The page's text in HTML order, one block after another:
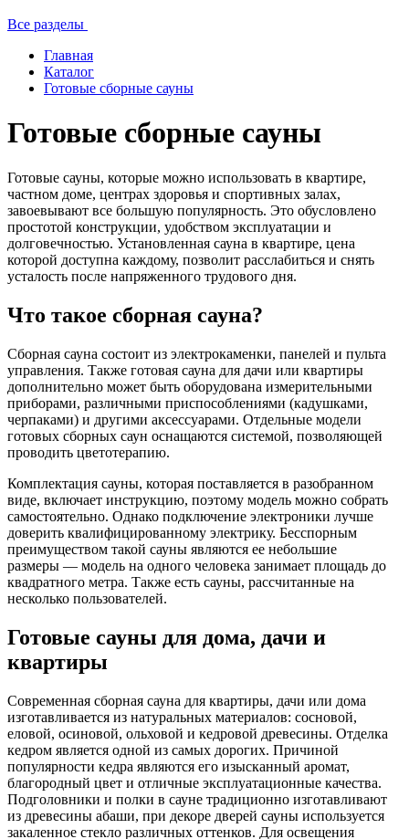
Все разделы
Главная
Каталог
Готовые сборные сауны
Готовые сборные сауны
Готовые сауны, которые можно использовать в квартире,
частном доме, центрах здоровья и спортивных залах,
завоевывают все большую популярность. Это обусловлено
простотой конструкции, удобством эксплуатации и
долговечностью. Установленная сауна в квартире, цена
которой доступна каждому, позволит расслабиться и снять
усталость после напряженного трудового дня.
Что такое сборная сауна?
Сборная сауна состоит из электрокаменки, панелей и пульта
управления. Также готовая сауна для дачи или квартиры
дополнительно может быть оборудована измерительными
приборами, различными приспособлениями (кадушками,
черпаками) и другими аксессуарами. Отдельные модели
готовых сборных саун оснащаются системой, позволяющей
проводить цветотерапию.
Комплектация сауны, которая поставляется в разобранном
виде, включает инструкцию, поэтому модель можно собрать
самостоятельно. Однако подключение электроники лучше
доверить квалифицированному электрику. Бесспорным
преимуществом такой сауны являются ее небольшие
размеры — модель на одного человека занимает площадь до
квадратного метра. Также есть сауны, рассчитанные на
несколько пользователей.
Готовые сауны для дома, дачи и
квартиры
Современная сборная сауна для квартиры, дачи или дома
изготавливается из натуральных материалов: сосновой,
еловой, осиновой, ольховой и кедровой древесины. Отделка
кедром является одной из самых дорогих. Причиной
популярности кедра являются его изысканный аромат,
благородный цвет и отличные эксплуатационные качества.
Подголовники и полки в сауне традиционно изготавливают
из древесины абаши, при декоре дверей сауны используется
закаленное стекло различных оттенков. Для освещения